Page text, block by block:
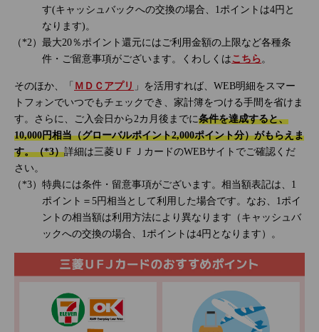
す(キャッシュバックへの交換の場合、1ポイントは4円と
なります)。
最大20％ポイント還元にはご利用金額の上限など各種条
件・ご留意事項がございます。くわしくはこちら。
そのほか、「 ＭＤＣアプリ 」を活用すれば、WEB明細をスマー
トフォンでいつでもチェックでき、家計簿をつける手間を省けま
す。さらに、ご入会日から2カ月後までに条件を達成すると、
10,000円相当（グローバルポイント2,000ポイント分）がもらえま
す。（*3）詳細は三菱ＵＦＪカードのWEBサイトでご確認くだ
さい。
特典には条件・留意事項がございます。相当額表記は、1
ポイント＝5円相当として利用した場合です。なお、1ポイ
ントの相当額は利用方法により異なります（キャッシュバ
ックへの交換の場合、1ポイントは4円となります）。